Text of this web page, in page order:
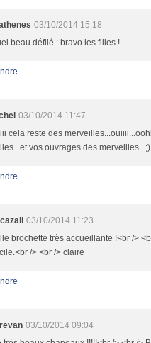
03/10/2014 15:18
beau défilé : bravo les filles !
03/10/2014 11:47
cela reste des
vos ouvrages des merveilles...;)
03/10/2014 11:23
brochette très accueillante !<br />
/> <br /> claire
03/10/2014 09:04